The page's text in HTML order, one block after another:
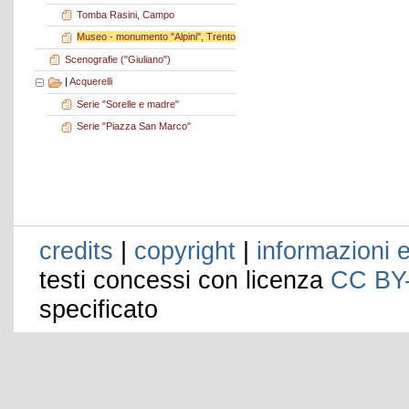
Tomba Rasini, Campo
Museo - monumento "Alpini", Trento
Scenografie ("Giuliano")
Acquerelli
Serie "Sorelle e madre"
Serie "Piazza San Marco"
credits | copyright | informazioni
testi concessi con licenza CC
specificato